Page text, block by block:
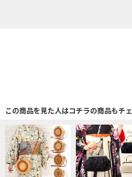
この商品を見た人はコチラの商品もチ